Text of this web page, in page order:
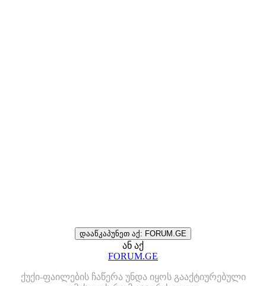
დააწკაპუნეთ აქ: FORUM.GE
ან აქ
FORUM.GE
ქუქი-ფაილების ჩაწერა უნდა იყოს გააქტიურებული